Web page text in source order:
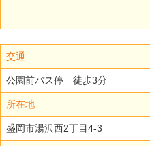
交通
公園前バス停 徒歩3分
所在地
盛岡市湯沢西2丁目4-3